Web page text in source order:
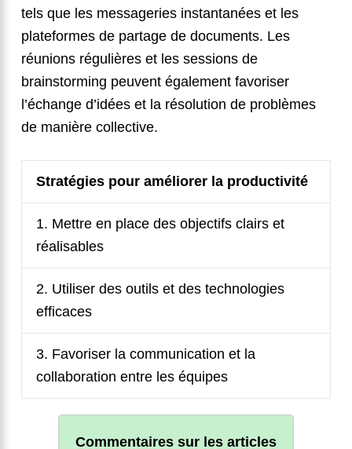
tels que les messageries instantanées et les
plateformes de partage de documents. Les
réunions régulières et les sessions de
brainstorming peuvent également favoriser
l’échange d’idées et la résolution de problèmes
de manière collective.
Stratégies pour améliorer la productivité
1. Mettre en place des objectifs clairs et
réalisables
2. Utiliser des outils et des technologies
efficaces
3. Favoriser la communication et la
collaboration entre les équipes
Commentaires sur les articles